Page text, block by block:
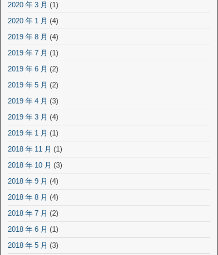
2020 年 3 月 (1)
2020 年 1 月 (4)
2019 年 8 月 (4)
2019 年 7 月 (1)
2019 年 6 月 (2)
2019 年 5 月 (2)
2019 年 4 月 (3)
2019 年 3 月 (4)
2019 年 1 月 (1)
2018 年 11 月 (1)
2018 年 10 月 (3)
2018 年 9 月 (4)
2018 年 8 月 (4)
2018 年 7 月 (2)
2018 年 6 月 (1)
2018 年 5 月 (3)